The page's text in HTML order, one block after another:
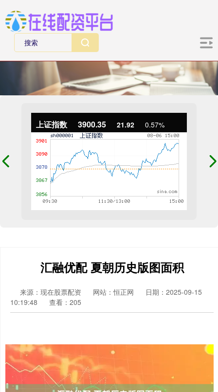
上证指数 3900.35 21.92 0.57%
汇融优配 夏朝历史版图面积
来源：现在股票配资 网站：恒正网
日期：2025-09-15
10:19:48
查看：205